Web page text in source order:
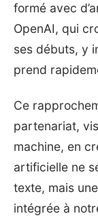
formé avec
OpenAI, qui
ses débuts, y
prend
Ce
partenariat,
machine, en
artificielle ne
texte, mais
intégrée à